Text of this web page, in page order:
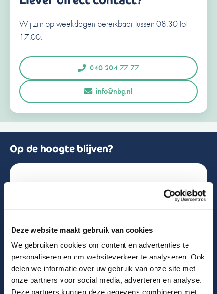
Deze website maakt gebruik van cookies
We gebruiken cookies om content en advertenties te
personaliseren en om websiteverkeer te analyseren. Ook
delen we informatie over uw gebruik van onze site met
onze partners voor social media, adverteren en analyse.
Deze partners kunnen deze gegevens combineren met
m
r
n
a
m
Je telefoonnummer(Vereist)
e
r
a
1
Opmerkingen of vragen
Wij zijn op weekdagen bereikbaar tussen 08:30 tot
17:00.
040 204 77 77
info@nbg.nl
Op de hoogte blijven?
Schrijf je in voor de nieuwsbrief!
Email